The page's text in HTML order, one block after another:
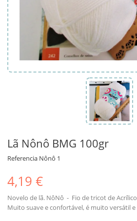
Lã Nônô BMG 100gr
Referencia Nônô 1
4,19 €
Novelo de lã. NôNô - Fio de tricot de
Muito suave e confortável, é muito versátil